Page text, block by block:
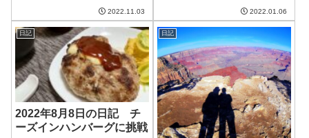
だった。明日はむしろ暑くなる
らしい…気候の変化で調子を崩
さないと良いのだけど。午前中
は仕事。昼前から...
2022.11.03
も、明日は曇りで寒いらしい。
場合によっては雪が降るとか。
明日は心療内科の診察があるの
で妻にいってもらう予定だけ
ど、あまり降らないと...
2022.01.06
日記
2022年8月8日の日記 チ
ーズインハンバーグに挑戦
日記